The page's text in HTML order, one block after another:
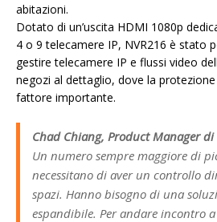
abitazioni.
Dotato di un’uscita HDMI 1080p
4 o 9 telecamere IP, NVR216 è stato
gestire telecamere IP e flussi video
negozi al dettaglio, dove la
fattore importante.
Chad Chiang, Product Manager di
Un numero sempre maggiore di
necessitano di aver un controllo
spazi. Hanno bisogno di una
espandibile. Per andare incontro